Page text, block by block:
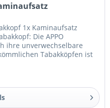
1x Kaminaufsatz
Die APPO
ihre unverwechselbare
Tabakköpfen ist